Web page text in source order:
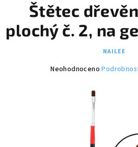
Štětec
plochý č. 2, na
NAILEE
Průměrné
Neohodnoceno